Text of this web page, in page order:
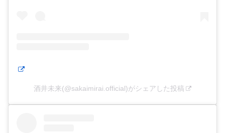
酒井未来(@sakaimirai.official)がシェアした投稿